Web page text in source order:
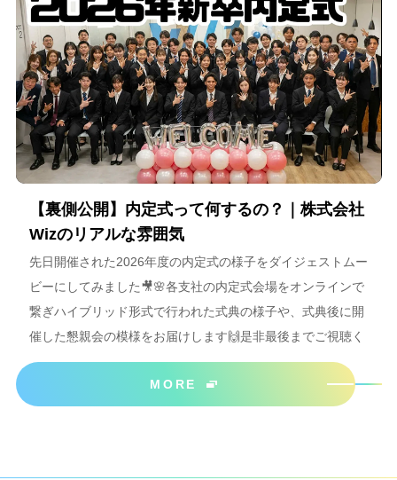
【裏側公開】内定式って何するの？｜株式会社
Wizのリアルな雰囲気
先日開催された2026年度の内定式の様子をダイジェストムー
ビーにしてみました🎥🌸各支社の内定式会場をオンラインで
繋ぎハイブリッド形式で行われた式典の様子や、式典後に開
催した懇親会の模様をお届けします🙌是非最後までご視聴く
ださいね＾＾
MORE